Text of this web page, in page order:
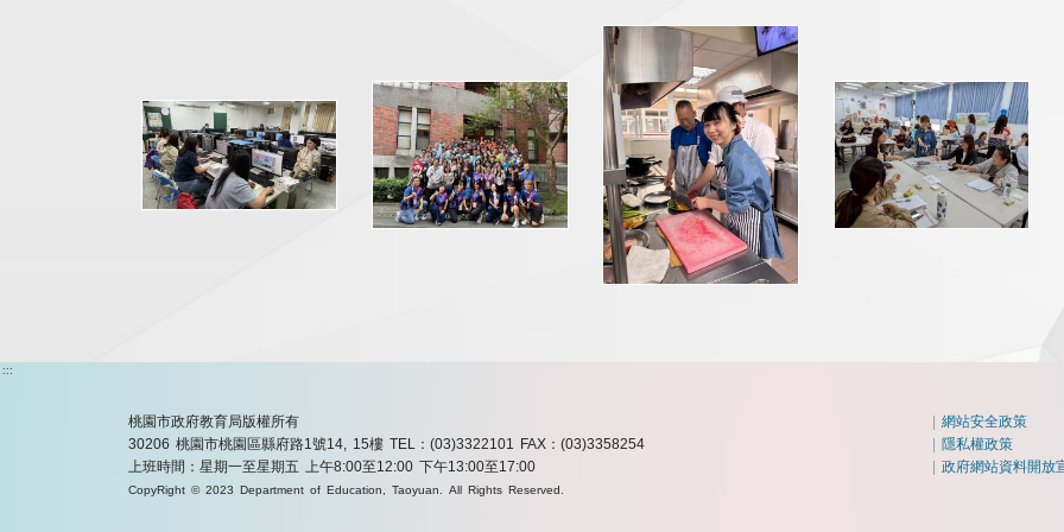
:::
桃園市政府教育局版權所有
30206 桃園市桃園區縣府路1號14, 15樓 TEL：(03)3322101
FAX：(03)3358254
上班時間：星期一至星期五 上午8:00至12:00 下午13:00至17:00
CopyRight © 2023 Department of Education, Taoyuan. All Rights Reserved.
|網站安全政策
|隱私權政策
|政府網站資料開放